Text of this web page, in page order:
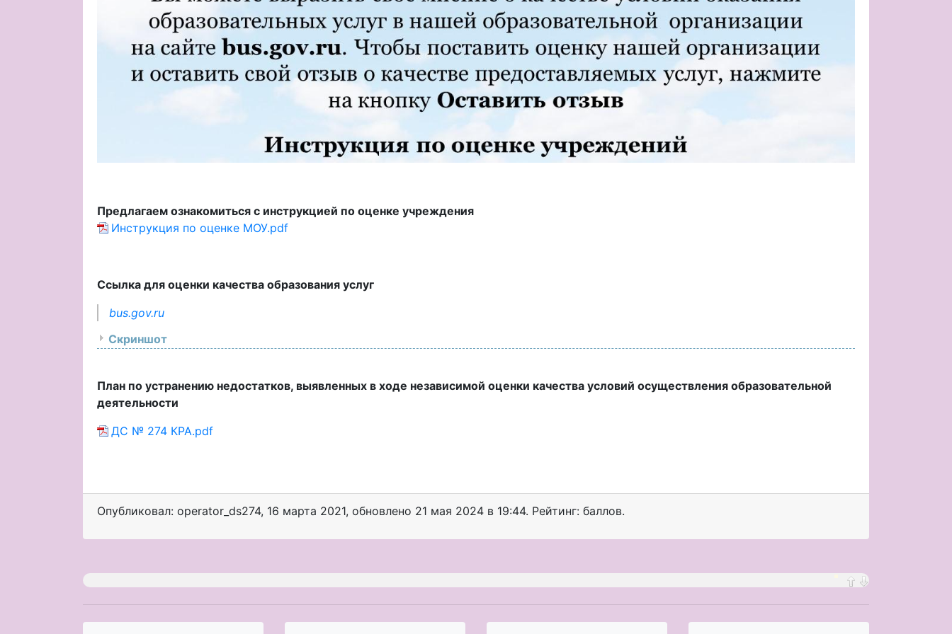
Предлагаем ознакомиться с инструкцией по оценке учреждения
Инструкция по оценке МОУ.pdf
Ссылка для оценки качества образования услуг
bus.gov.ru
Скриншот
План по устранению недостатков, выявленных в ходе независимой оценки качества условий осуществления образовательной
деятельности
ДС № 274 КРА.pdf
Опубликовал: operator_ds274, 16 марта 2021, обновлено 21 мая 2024 в 19:44. Рейтинг: баллов.